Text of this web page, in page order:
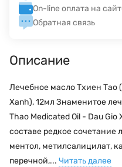
On-line оплата на
Обратная связь
Описание
Лечебное масло Тхиен Тао
Xanh), 12мл Знаменитое
Thao Medicated Oil - Dau
составе редкое сочетание
ментол, метилсалицилат,
перечной,... Читать далее